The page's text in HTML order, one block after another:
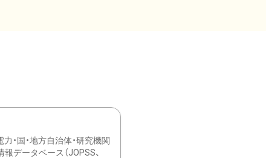
国・地方自治体・研究機関
データベース（JOPSS、